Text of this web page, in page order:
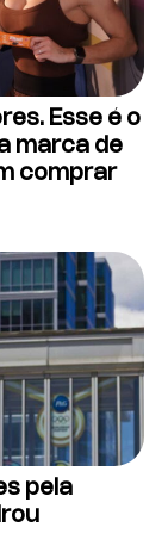
Esse é o
marca de
comprar
pela